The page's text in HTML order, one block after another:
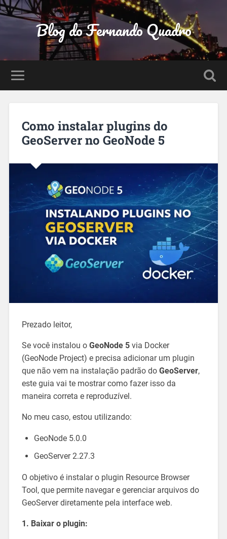
Blog do Fernando Quadro
Como instalar plugins do
GeoServer no GeoNode 5
Prezado leitor,
Se você instalou o GeoNode 5via Docker
(GeoNode Project) e precisa adicionar um plugin
que não vem na instalação padrão do GeoServer,
este guia vai te mostrar como fazer isso da
maneira correta e reproduzível.
No meu caso, estou utilizando:
GeoNode 5.0.0
GeoServer 2.27.3
O objetivo é instalar o plugin Resource Browser
Tool, que permite navegar e gerenciar arquivos do
GeoServer diretamente pela interface web.
1. Baixar o plugin: